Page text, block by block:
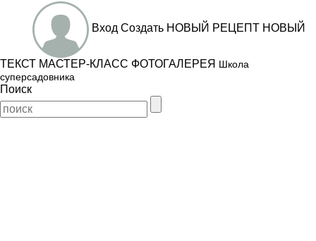
Вход Создать НОВЫЙ РЕЦЕПТ НОВЫЙ
ТЕКСТ МАСТЕР-КЛАСС ФОТОГАЛЕРЕЯ Школа
суперсадовника
Поиск